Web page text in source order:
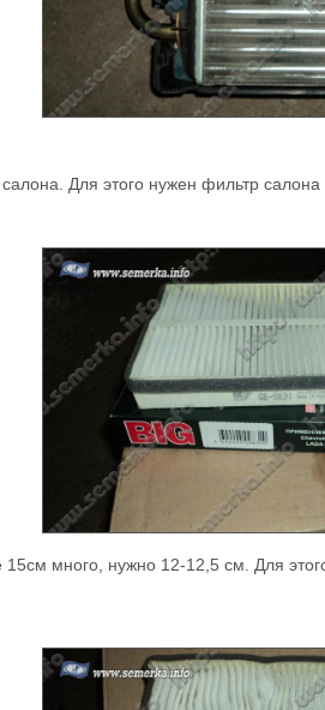
Для этого нужен фильтр
много, нужно 12-12,5 см. Для